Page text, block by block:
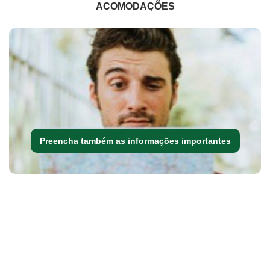
ACOMODAÇÕES
Preencha também as informações importantes